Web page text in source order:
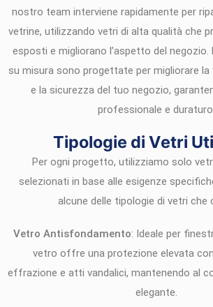
nostro team interviene rapidamente per
vetrine, utilizzando vetri di alta qualità che
esposti e migliorano l’aspetto del
su misura sono progettate per migliorare
e la sicurezza del tuo negozio,
professionale e
Tipologie di Vetri
Per ogni progetto, utilizziamo solo
selezionati in base alle esigenze
alcune delle tipologie di vetri
Vetro Antisfondamento: Ideale per
vetro offre una protezione elevata
effrazione e atti vandalici, mantenendo al
elegante.